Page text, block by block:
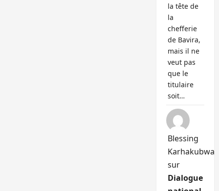
la tête de
la
chefferie
de Bavira,
mais il ne
veut pas
que le
titulaire
soit…
Blessing
Karhakubwa
sur
Dialogue